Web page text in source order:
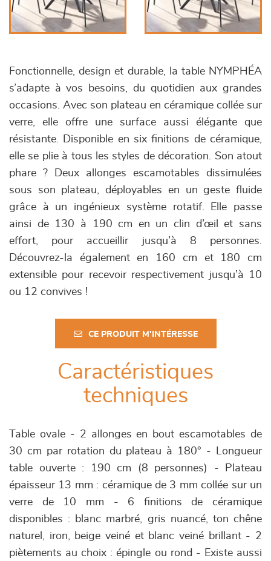
Fonctionnelle, design et durable, la table NYMPHÉA
s’adapte à vos besoins, du quotidien aux grandes
occasions. Avec son plateau en céramique collée sur
verre, elle offre une surface aussi élégante que
résistante. Disponible en six finitions de céramique,
elle se plie à tous les styles de décoration. Son atout
phare ? Deux allonges escamotables dissimulées
sous son plateau, déployables en un geste fluide
grâce à un ingénieux système rotatif. Elle passe
ainsi de 130 à 190 cm en un clin d’œil et sans
effort, pour accueillir jusqu’à 8 personnes.
Découvrez-la également en 160 cm et 180 cm
extensible pour recevoir respectivement jusqu’à 10
ou 12 convives !
CE PRODUIT M'INTÉRESSE
Caractéristiques
techniques
Table ovale - 2 allonges en bout escamotables de
30 cm par rotation du plateau à 180° - Longueur
table ouverte : 190 cm (8 personnes) - Plateau
épaisseur 13 mm : céramique de 3 mm collée sur un
verre de 10 mm - 6 finitions de céramique
disponibles : blanc marbré, gris nuancé, ton chêne
naturel, iron, beige veiné et blanc veiné brillant - 2
piètements au choix : épingle ou rond - Existe aussi